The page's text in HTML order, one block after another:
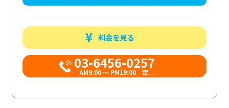
料金を見る
03-6456-0257
AM9:00 ～ PM19:00 定...